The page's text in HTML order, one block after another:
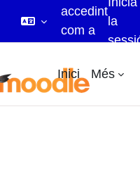
accedint
com a
la
Inici Més